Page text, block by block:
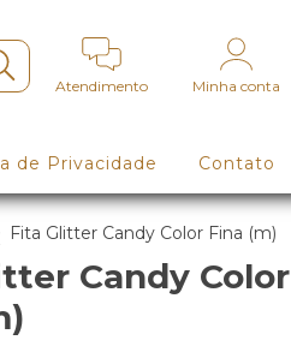
Atendimento Minha conta
de Privacidade Contato
Fita Glitter Candy Color Fina (m)
Candy Color